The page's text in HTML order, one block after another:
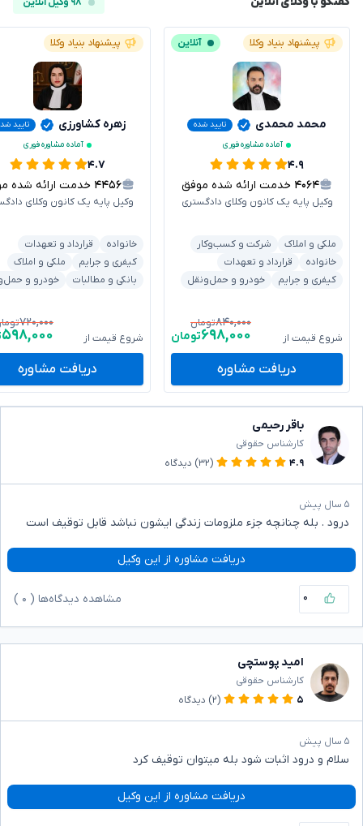
۹۸ وکیل آنلاین
پیشنهاد بنیاد وکلا آنلاین
محمد محمدی
تایید شده
آماده مشاوره فوری
۴.۹
۴۰۶۴ خدمت ارائه شده موفق
وکیل پایه یک کانون وکلای دادگستری
ملکی و املاک
شرکت و کسب‌وکار
خانواده
قرارداد و تعهدات
کیفری و جرایم
خودرو و حمل‌ونقل
شروع قیمت از
۸۴۰,۰۰۰تومان
۶۹۸,۰۰۰تومان
دریافت مشاوره
پیشنهاد بنیاد وکلا
زهره کشاورزی
تایید
آماده مشاوره فوری
۴.۷
۴۴۵۶ خدمت ارائه شده موفق
وکیل پایه یک کانون وکلای
خانواده
قرارداد و تعهدات
کیفری و جرایم
ملکی و املاک
بانکی و مطالبات
خودرو و
شروع قیمت از
۷۲۰,۰۰۰
۵۹۸,۰۰۰
دریافت مشاوره
باقر رحیمی
کارشناس حقوقی
۴.۹
(۳۲) دیدگاه
۵ سال پیش
درود . بله چنانچه جزء ملزومات زندگی ایشون نباشد قابل توقیف است
دریافت مشاوره از این وکیل
۰ مشاهده دیدگاه‌ها ( ۰
امید پوستچی
کارشناس حقوقی
۵
(۲) دیدگاه
۵ سال پیش
سلام و درود اثبات شود بله میتوان توقیف کرد
دریافت مشاوره از این وکیل